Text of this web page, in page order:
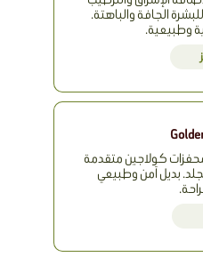
الجافة والباهتة.
وطبيعية.
كولاجين متقدمة
بديل آمن وطبيعي